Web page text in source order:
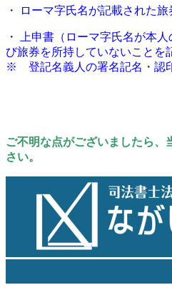
・ ローマ字氏名が記載された
・ 上申書（ローマ字氏名が本
び旅券を所持していないことを
※ 登記名義人の署名記名・認
ご不明な点がございましたら、
さい。